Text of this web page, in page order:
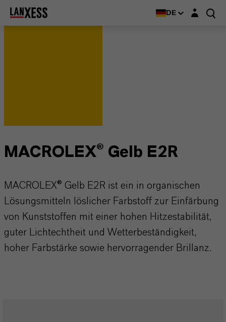
DE Login-Maske
MACROLEX® Gelb E2R
MACROLEX® Gelb E2R ist ein in organischen
Lösungsmitteln löslicher Farbstoff zur Einfärbung
von Kunststoffen mit einer hohen Hitzestabilität,
guter Lichtechtheit und Wetterbeständigkeit,
hoher Farbstärke sowie hervorragender Brillanz.